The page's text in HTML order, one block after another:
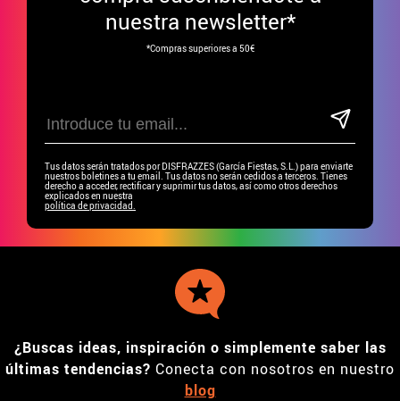
nuestra newsletter*
*Compras superiores a 50€
Tus datos serán tratados por DISFRAZZES (García Fiestas, S.L.) para enviarte
nuestros boletines a tu email. Tus datos no serán cedidos a terceros. Tienes
derecho a acceder, rectificar y suprimir tus datos, así como otros derechos
explicados en nuestra
política de privacidad.
¿Buscas ideas, inspiración o simplemente saber las
últimas tendencias? Conecta con nosotros en nuestro
blog